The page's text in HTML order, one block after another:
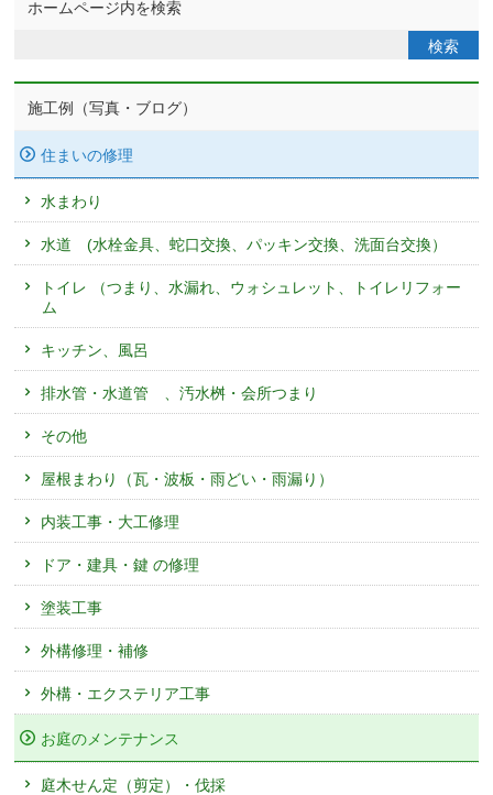
ホームページ内を検索
施工例（写真・ブログ）
住まいの修理
水まわり
水道 (水栓金具、蛇口交換、パッキン交換、洗面台交換）
トイレ （つまり、水漏れ、ウォシュレット、トイレリフォー
ム
キッチン、風呂
排水管・水道管 、汚水桝・会所つまり
その他
屋根まわり（瓦・波板・雨どい・雨漏り）
内装工事・大工修理
ドア・建具・鍵 の修理
塗装工事
外構修理・補修
外構・エクステリア工事
お庭のメンテナンス
庭木せん定（剪定）・伐採